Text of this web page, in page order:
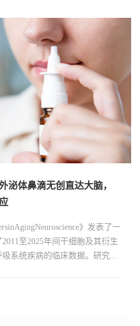
干细胞治疗视网膜色素变性，
》的一项
间充质干细胞治疗视网膜色素变性
究通过眼球筋膜下微创注射方式，
业促进规定》6月1日正式实
细胞产业促进规定》(以下简称《规
常委会第三十六次会议表决通过，
行。来源：厦门人大具体内容如下